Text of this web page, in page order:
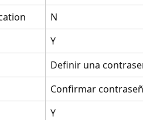
N
Y
Definir una
Confirmar
Y